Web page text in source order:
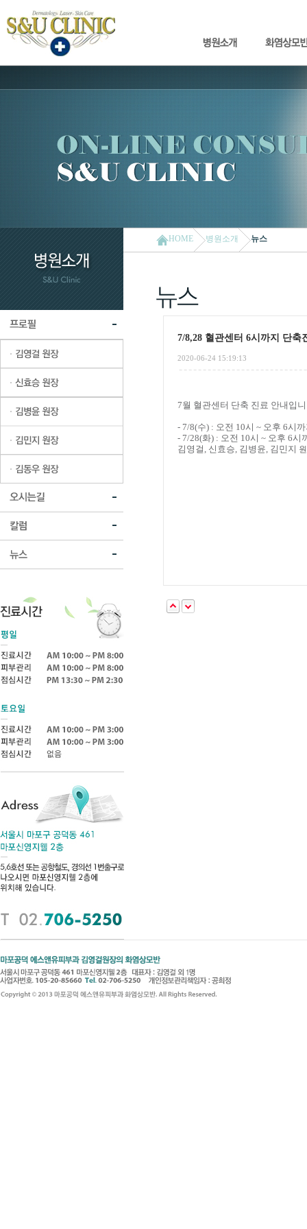
HOME 병원소개 뉴스
7/8,28 혈관센터 6시까지 단축
2020-06-24 15:19:13
7월 혈관센터 단축 진료 안내입
- 7/8(수) : 오전 10시 ~ 오후 6시
- 7/28(화) : 오전 10시 ~ 오후 6시
김영걸, 신효승, 김병윤, 김민지